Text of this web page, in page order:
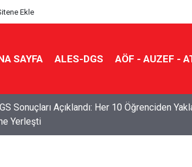
Ekle
SAYFA ALES-DGS AÖF - AUZEF -
Sonuçları Açıklandı: Her 10 Öğrenciden
Yerleşti